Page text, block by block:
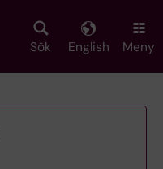
Sök English Meny